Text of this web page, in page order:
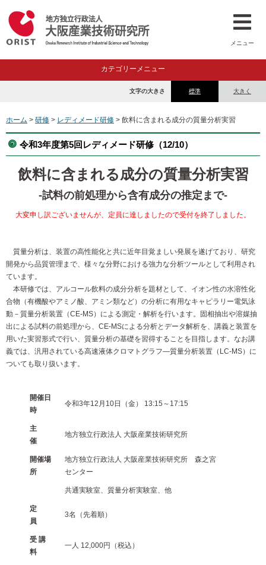
メニュー
カテゴリーメニュー
標準 大きく
文字の大きさ
ホーム > 研修 > レディメード研修 > 飲料に含まれる成分の質量分析実習
令和3年度第5回レディメード研修（12/10）
飲料に含まれる成分の質量分析実習
-試料の前処理から含有成分の推定まで-
大変申し訳ございませんが、定員に達しましたので受付を終了しました。
質量分析は、装置の高性能化と共に近年目覚ましい発展を遂げており、研究
開発から品質管理まで、様々な分野における強力な分析ツールとして利用され
ています。
本研修では、アルコール飲料の成分分析を題材として、イオン性の水溶性化
合物（有機酸やアミノ酸、アミン類など）の分析に有用なキャピラリー電気泳
動－質量分析装置（CE-MS）による測定・解析を行います。固相抽出や溶媒抽
出による試料の前処理から、CE-MSによる分析とデータ解析を、講義と装置を
用いた実習形式で行い、質量分析の基礎を習得することを目指します。なお講
義では、汎用されている高速液体クロマトグラフ―質量分析装置（LC-MS）に
ついても取り扱います。
開催日
時
令和3年12月10日（金） 13:15～17:15
主
催
地方独立行政法人 大阪産業技術研究所
開催場
所
地方独立行政法人 大阪産業技術研究所 森之宮
センター
共通実験室、質量分析実験室、他
定
員
3名（先着順）
受 講
料
一人 12,000円（税込）